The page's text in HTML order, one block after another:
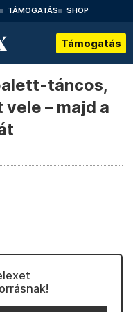
TÁMOGATÁS SHOP
Támogatás
táncos,
– majd a